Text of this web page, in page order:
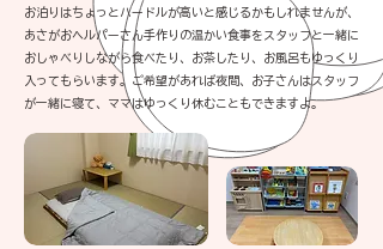
お泊りはちょっとハードルが高いと感じるかもしれませんが、
あさがおヘルパーさん手作りの温かい食事をスタッフと一緒に
おしゃべりしながら食べたり、お茶したり、お風呂もゆっくり
入ってもらいます。 ご希望があれば夜間、お子さんはスタッフ
が一緒に寝て、ママはゆっくり休むこともできますよ。